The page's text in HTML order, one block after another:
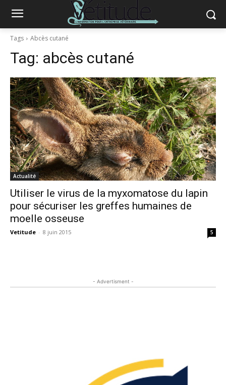
Tags Abcès cutané
Tag: abcès cutané
Actualité
Utiliser le virus de la myxomatose du lapin
pour sécuriser les greffes humaines de
moelle osseuse
Vetitude - 8 juin 2015 5
- Advertisment -